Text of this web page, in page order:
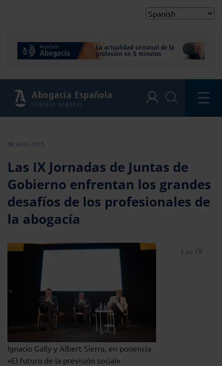
Abogacía Española
CONSEJO GENERAL
06 junio 2025
Las IX Jornadas de Juntas de
Gobierno enfrentan los grandes
desafíos de los profesionales de
la abogacía
Ignacio Gally y Albert Sierra, en ponencia
«El futuro de la previsión social»
Las IX